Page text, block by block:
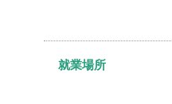
就業場所